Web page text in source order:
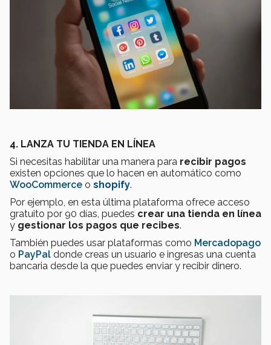
4. LANZA TU TIENDA EN LÍNEA
Si necesitas habilitar una manera para recibir pagos
existen opciones que lo hacen en automático como
WooCommerce o shopify.
Por ejemplo, en esta última plataforma ofrece acceso
gratuito por 90 días, puedes crear una tienda en línea
y gestionar los pagos que recibes.
También puedes usar plataformas como Mercadopago
o PayPal donde creas un usuario e ingresas una cuenta
bancaria desde la que puedes enviar y recibir dinero.